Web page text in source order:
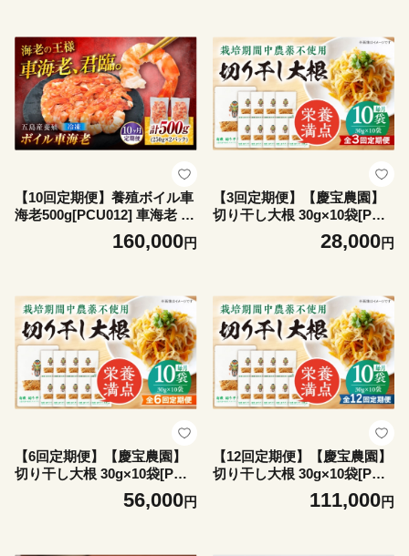
【10回定期便】養殖ボイル車
海老500g[PCU012] 車海老 車
海老 クルマエビ 海老 海老 く
るまえび エビ むきえび 冷凍
160,000円
【3回定期便】【慶宝農園】
切り干し大根 30g×10袋[PBK
027] 切り干し大根 切干大根
きりぼしだいこん 小分け 野
28,000円
【6回定期便】【慶宝農園】
切り干し大根 30g×10袋[PBK
028] 切り干し大根 切干大根
きりぼしだいこん 小分け 野
56,000円
【12回定期便】【慶宝農園】
切り干し大根 30g×10袋[PBK
029] 切り干し大根 切干大根
きりぼしだいこん 小分け 野
111,000円